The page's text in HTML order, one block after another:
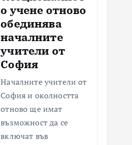
о учене отново
обединява
началните
учители от
София
Началните учители от
София и околността
отново ще имат
възможност да се
включат във